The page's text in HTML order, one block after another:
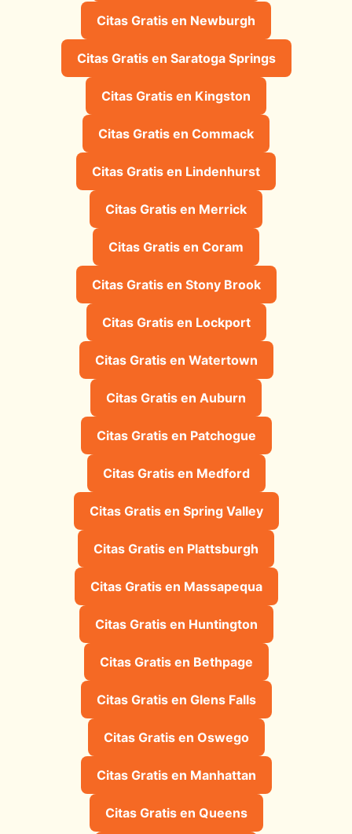
Citas Gratis en Newburgh
Citas Gratis en Saratoga Springs
Citas Gratis en Kingston
Citas Gratis en Commack
Citas Gratis en Lindenhurst
Citas Gratis en Merrick
Citas Gratis en Coram
Citas Gratis en Stony Brook
Citas Gratis en Lockport
Citas Gratis en Watertown
Citas Gratis en Auburn
Citas Gratis en Patchogue
Citas Gratis en Medford
Citas Gratis en Spring Valley
Citas Gratis en Plattsburgh
Citas Gratis en Massapequa
Citas Gratis en Huntington
Citas Gratis en Bethpage
Citas Gratis en Glens Falls
Citas Gratis en Oswego
Citas Gratis en Manhattan
Citas Gratis en Queens